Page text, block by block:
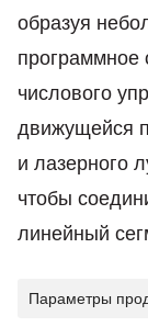
образуя
программное
числового
движущейся
и лазерного
чтобы
линейный
Параметры